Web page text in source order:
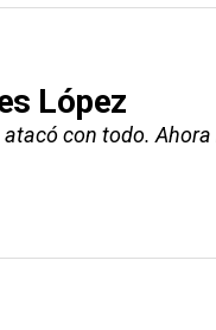
López
con todo.